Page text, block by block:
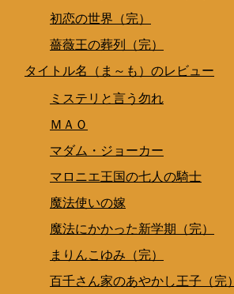
初恋の世界（完）
薔薇王の葬列（完）
タイトル名（ま～も）のレビュー
ミステリと言う勿れ
ＭＡＯ
マダム・ジョーカー
マロニエ王国の七人の騎士
魔法使いの嫁
魔法にかかった新学期（完）
まりんこゆみ（完）
百千さん家のあやかし王子（完）